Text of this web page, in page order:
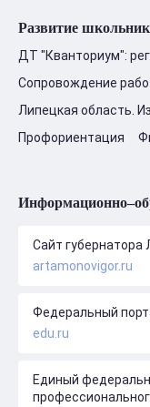
Развитие
ДТ "Кванториум":
Сопровождение
Липецкая область.
Профориентация
Сайт губернатора
artamonovigor.ru
Федеральный
edu.ru
Единый